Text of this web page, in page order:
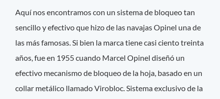
Aquí nos encontramos con un sistema de bloqueo tan
sencillo y efectivo que hizo de las navajas Opinel una de
las más famosas. Si bien la marca tiene casi ciento treinta
años, fue en 1955 cuando Marcel Opinel diseñó un
efectivo mecanismo de bloqueo de la hoja, basado en un
collar metálico llamado Virobloc. Sistema exclusivo de la